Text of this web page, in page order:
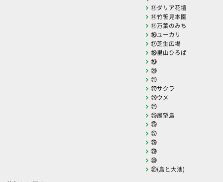
⑬ダリア花壇
⑭竹笹見本園
⑮万葉のみち
⑯ユーカリ
⑰芝生広場
⑱里山ひろば
⑲
⑳
㉑
㉒サクラ
㉓ウメ
㉔
㉕展望島
㉖
㉗
㉘
㉙
㉚
㉛(島と大池)